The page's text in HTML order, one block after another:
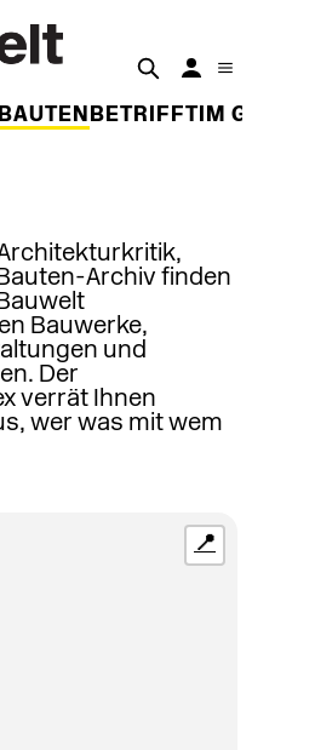
BAUTEN BETRIFFT IM
Archiv finden
Bauwerke,
und
Der
verrät Ihnen
wer was mit wem
📍